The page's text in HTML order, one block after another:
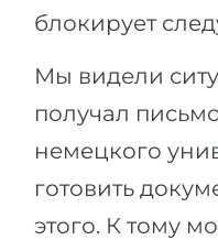
блокирует
Мы видели
получал
немецкого
готовить
этого. К тому